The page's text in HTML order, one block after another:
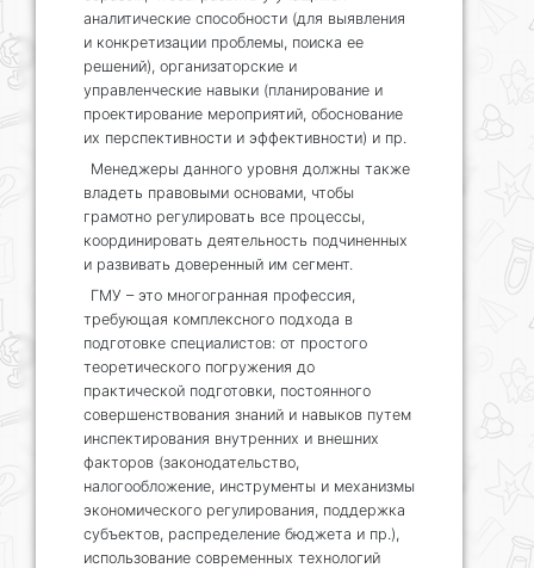
аналитические способности (для выявления
и конкретизации проблемы, поиска ее
решений), организаторские и
управленческие навыки (планирование и
проектирование мероприятий, обоснование
их перспективности и эффективности) и пр.
Менеджеры данного уровня должны также
владеть правовыми основами, чтобы
грамотно регулировать все процессы,
координировать деятельность подчиненных
и развивать доверенный им сегмент.
ГМУ – это многогранная профессия,
требующая комплексного подхода в
подготовке специалистов: от простого
теоретического погружения до
практической подготовки, постоянного
совершенствования знаний и навыков путем
инспектирования внутренних и внешних
факторов (законодательство,
налогообложение, инструменты и механизмы
экономического регулирования, поддержка
субъектов, распределение бюджета и пр.),
использование современных технологий